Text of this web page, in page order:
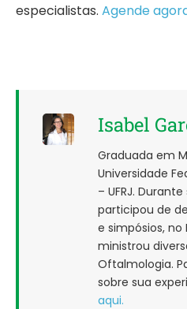
especialistas. Agende
Isabel
Graduada em
Universidade
– UFRJ.
participou de
e simpósios, no
ministrou
Oftalmologia.
sobre sua
aqui.